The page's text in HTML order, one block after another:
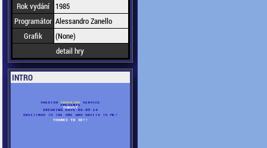
Rok vydání
1985
Programátor Alessandro Zanello
Grafik
(None)
detail hry
INTRO